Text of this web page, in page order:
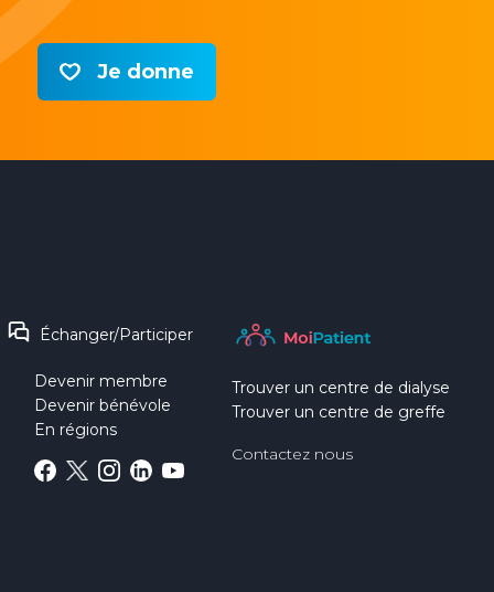
Je donne
Échanger/Participer
Devenir membre
Devenir bénévole
En régions
Trouver un centre de dialyse
Trouver un centre de greffe
Contactez nous